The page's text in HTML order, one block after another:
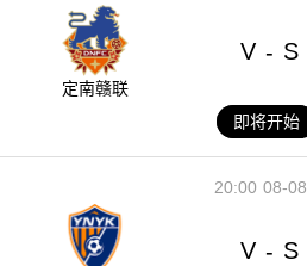
定南赣联
V - S
即将开始
08-08
20:00
V - S